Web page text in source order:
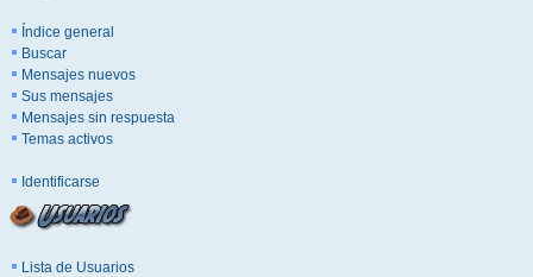
Índice general
Buscar
Mensajes nuevos
Sus mensajes
Mensajes sin respuesta
Temas activos
Identificarse
Lista de Usuarios